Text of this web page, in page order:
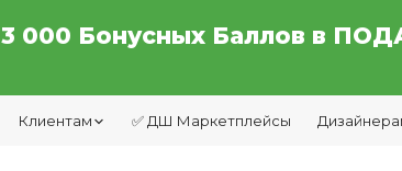
3 000 Бонусных Баллов в
Клиентам ✅ ДШ Маркетплейсы